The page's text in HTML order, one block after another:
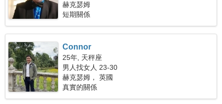
赫克瑟姆
短期關係
Connor
25年, 天秤座
男人找女人 23-30
赫克瑟姆， 英國
真實的關係